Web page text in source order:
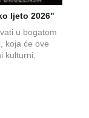
ljeto 2026"
u bogatom
koja će ove
kulturni,